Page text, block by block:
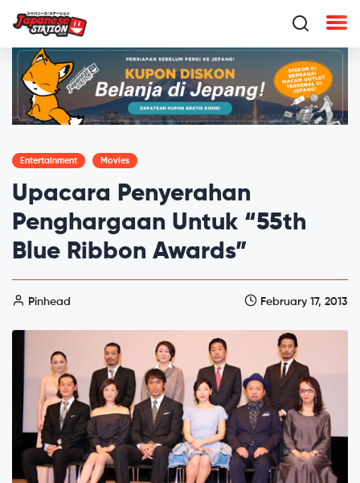
Entertainment Movies
Upacara Penyerahan
Penghargaan Untuk “55th
Blue Ribbon Awards”
Pinhead February 17, 2013